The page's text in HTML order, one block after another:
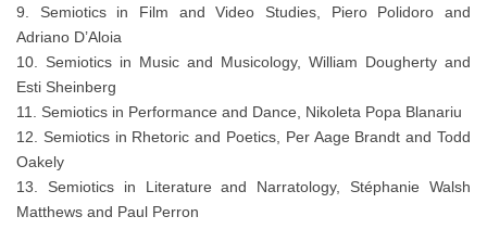
9. Semiotics in Film and Video Studies, Piero Polidoro and
Adriano D’Aloia
10. Semiotics in Music and Musicology, William Dougherty and
Esti Sheinberg
11. Semiotics in Performance and Dance, Nikoleta Popa Blanariu
12. Semiotics in Rhetoric and Poetics, Per Aage Brandt and Todd
Oakely
13. Semiotics in Literature and Narratology, Stéphanie Walsh
Matthews and Paul Perron